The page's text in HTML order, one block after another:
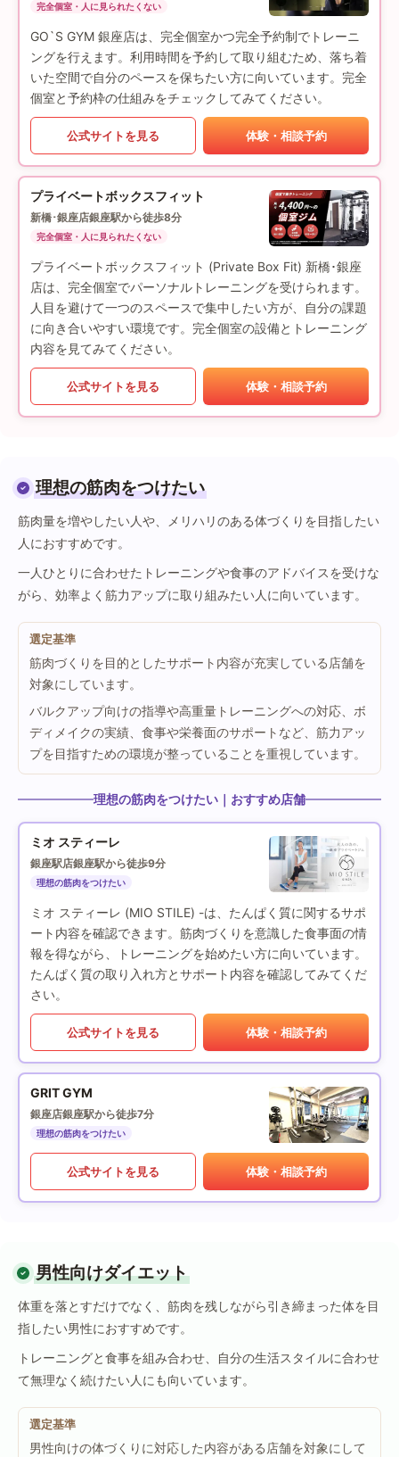
完全個室・人に見られたくない
GO`S GYM 銀座店は、完全個室かつ完全予約制でトレーニ
ングを行えます。利用時間を予約して取り組むため、落ち着
いた空間で自分のペースを保ちたい方に向いています。完全
個室と予約枠の仕組みをチェックしてみてください。
公式サイトを見る 体験・相談予約
プライベートボックスフィット
新橋･銀座店銀座駅から徒歩8分
完全個室・人に見られたくない
プライベートボックスフィット (Private Box Fit) 新橋･銀座
店は、完全個室でパーソナルトレーニングを受けられます。
人目を避けて一つのスペースで集中したい方が、自分の課題
に向き合いやすい環境です。完全個室の設備とトレーニング
内容を見てみてください。
公式サイトを見る 体験・相談予約
理想の筋肉をつけたい
筋肉量を増やしたい人や、メリハリのある体づくりを目指したい
人におすすめです。
一人ひとりに合わせたトレーニングや食事のアドバイスを受けな
がら、効率よく筋力アップに取り組みたい人に向いています。
選定基準
筋肉づくりを目的としたサポート内容が充実している店舗を
対象にしています。
バルクアップ向けの指導や高重量トレーニングへの対応、ボ
ディメイクの実績、食事や栄養面のサポートなど、筋力アッ
プを目指すための環境が整っていることを重視しています。
理想の筋肉をつけたい｜おすすめ店舗
ミオ スティーレ
銀座駅店銀座駅から徒歩9分
理想の筋肉をつけたい
ミオ スティーレ (MIO STILE) -は、たんぱく質に関するサポ
ート内容を確認できます。筋肉づくりを意識した食事面の情
報を得ながら、トレーニングを始めたい方に向いています。
たんぱく質の取り入れ方とサポート内容を確認してみてくだ
さい。
公式サイトを見る 体験・相談予約
GRIT GYM
銀座店銀座駅から徒歩7分
理想の筋肉をつけたい
公式サイトを見る 体験・相談予約
男性向けダイエット
体重を落とすだけでなく、筋肉を残しながら引き締まった体を目
指したい男性におすすめです。
トレーニングと食事を組み合わせ、自分の生活スタイルに合わせ
て無理なく続けたい人にも向いています。
選定基準
男性向けの体づくりに対応した内容がある店舗を対象にして